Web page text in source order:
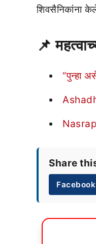
शिवसैनिकांना
📌
“पुन्हा
Share
Facebook